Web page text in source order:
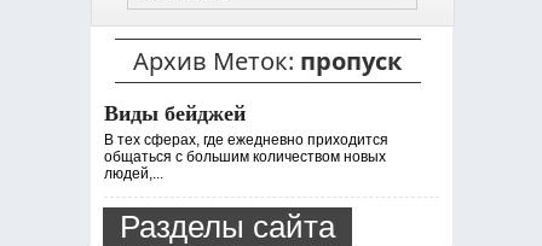
Архив Меток: пропуск
Виды бейджей
В тех сферах, где ежедневно приходится
общаться с большим количеством новых
людей,...
Разделы сайта